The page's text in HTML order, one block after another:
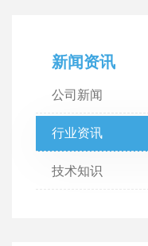
新闻资讯
公司新闻
行业资讯
技术知识